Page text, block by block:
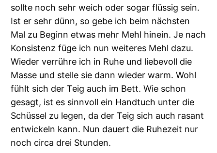
sollte noch sehr weich oder sogar flüssig sein.
Ist er sehr dünn, so gebe ich beim nächsten
Mal zu Beginn etwas mehr Mehl hinein. Je nach
Konsistenz füge ich nun weiteres Mehl dazu.
Wieder verrühre ich in Ruhe und liebevoll die
Masse und stelle sie dann wieder warm. Wohl
fühlt sich der Teig auch im Bett. Wie schon
gesagt, ist es sinnvoll ein Handtuch unter die
Schüssel zu legen, da der Teig sich auch rasant
entwickeln kann. Nun dauert die Ruhezeit nur
noch circa drei Stunden.